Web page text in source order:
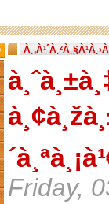
Friday,